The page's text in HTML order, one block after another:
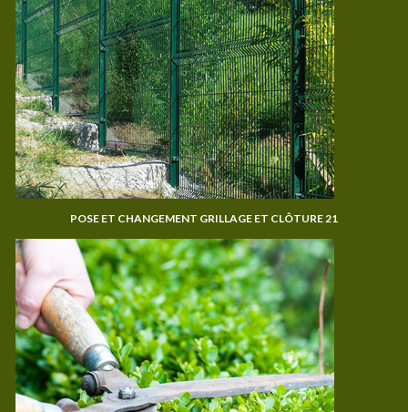
POSE ET CHANGEMENT GRILLAGE ET CLÔTURE 21